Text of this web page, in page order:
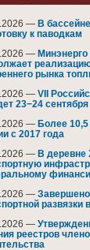
— В
к паводкам
—
рынка
— VII
23−24
— Более
с 2017 года
— В деревне
— Завершено
развязки
—
реестров